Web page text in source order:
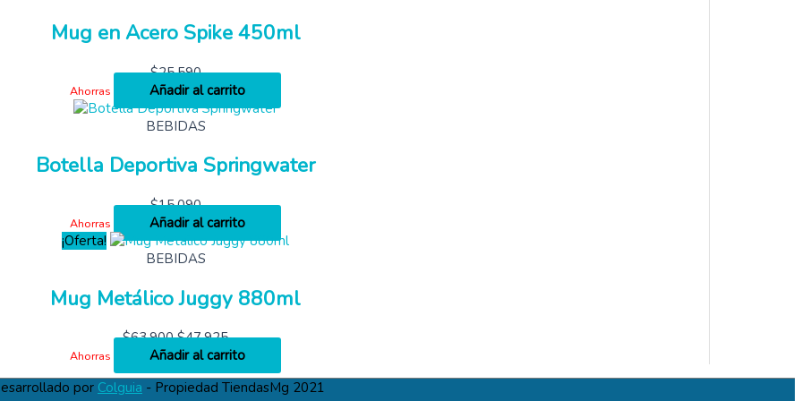
Mug en Acero Spike 450ml
$25,590
Ahorras
Añadir al carrito
BEBIDAS
Botella Deportiva Springwater
$15,090
Ahorras
Añadir al carrito
¡Oferta!
BEBIDAS
Mug Metálico Juggy 880ml
$63,900 $47,925
Ahorras
Añadir al carrito
por Colguia - Propiedad TiendasMg 2021